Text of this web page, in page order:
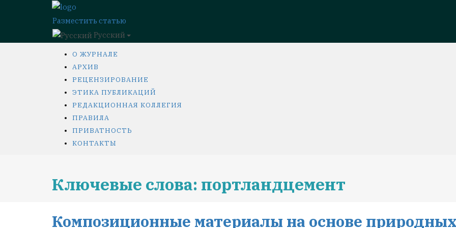
Разместить статью
Русский
О ЖУРНАЛЕ
АРХИВ
РЕЦЕНЗИРОВАНИЕ
ЭТИКА ПУБЛИКАЦИЙ
РЕДАКЦИОННАЯ КОЛЛЕГИЯ
ПРАВИЛА
ПРИВАТНОСТЬ
КОНТАКТЫ
Ключевые слова: портландцемент
Композиционные материалы на основе природных